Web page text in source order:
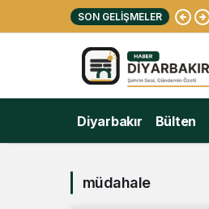
SON GELIŞMELER
Diyarbakır Bülten
müdahale